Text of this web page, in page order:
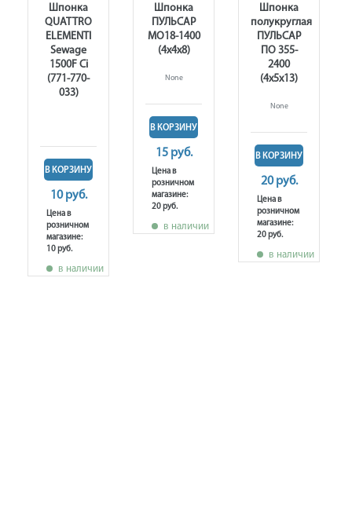
Шпонка
QUATTRO
ELEMENTI
Sewage
1500F Ci
(771-770-
033)
В КОРЗИНУ
10 руб.
Цена в
розничном
магазине:
10 руб.
в наличии
Шпонка
ПУЛЬСАР
МО18-1400
(4х4х8)
None
В КОРЗИНУ
15 руб.
Цена в
розничном
магазине:
20 руб.
в наличии
Шпонка
полукруглая
ПУЛЬСАР
ПО 355-
2400
(4х5х13)
None
В КОРЗИНУ
20 руб.
Цена в
розничном
магазине:
20 руб.
в наличии